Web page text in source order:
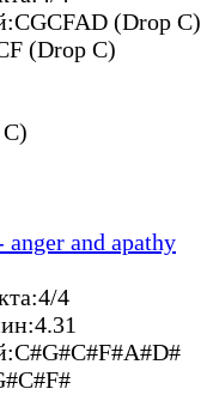
CGCFAD (Drop C)
(Drop C)
and apathy
4/4
4.31
C#G#C#F#A#D#